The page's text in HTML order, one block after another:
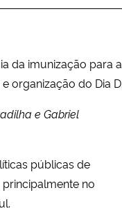
da imunização para a
organização do Dia D.
e Gabriel
públicas de
no